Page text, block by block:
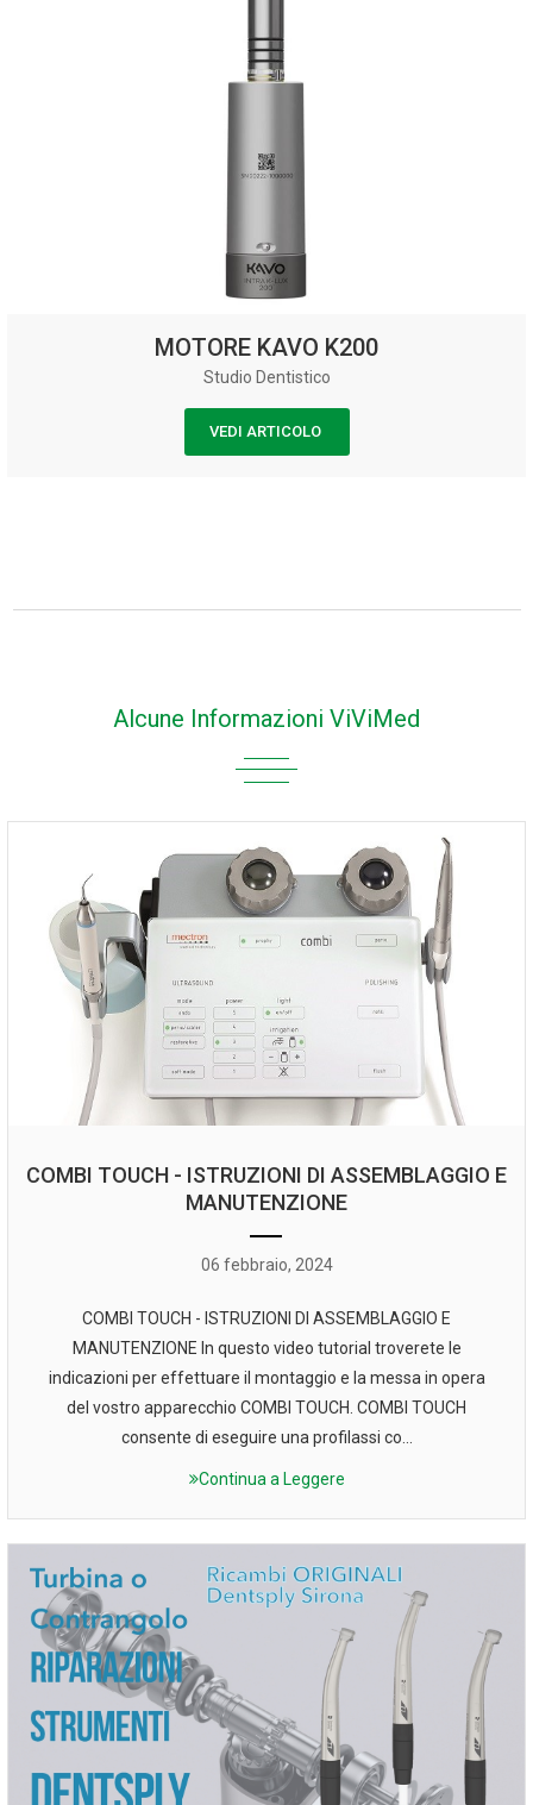
MOTORE KAVO K200
Studio Dentistico
VEDI ARTICOLO
Alcune Informazioni ViViMed
COMBI TOUCH - ISTRUZIONI DI ASSEMBLAGGIO E
MANUTENZIONE
06 febbraio, 2024
COMBI TOUCH - ISTRUZIONI DI ASSEMBLAGGIO E
MANUTENZIONE In questo video tutorial troverete le
indicazioni per effettuare il montaggio e la messa in opera
del vostro apparecchio COMBI TOUCH. COMBI TOUCH
consente di eseguire una profilassi co...
Continua a Leggere